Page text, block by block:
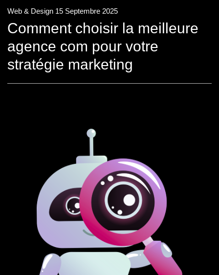
Web & Design 15 Septembre 2025
Comment choisir la meilleure
agence com pour votre
stratégie marketing